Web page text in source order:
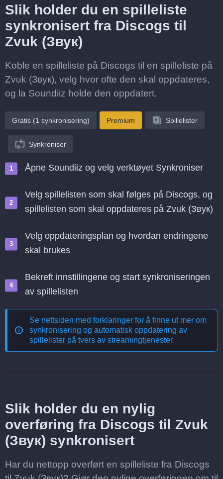
Slik holder du en spilleliste
synkronisert fra Discogs til
Zvuk (Звук)
Koble en spilleliste på Discogs til en spilleliste på
Zvuk (Звук), velg hvor ofte den skal oppdateres,
og la Soundiiz holde den oppdatert.
Gratis (1 synkronisering) Premium Spillelister
Synkroniser
Åpne Soundiiz og velg verktøyet Synkroniser
Velg spillelisten som skal følges på Discogs, og
spillelisten som skal oppdateres på Zvuk (Звук)
Velg oppdateringsplan og hvordan endringene
skal brukes
Bekreft innstillingene og start synkroniseringen
av spillelisten
Se nettsiden med forklaringer for å finne ut mer om
synkronisering og automatisk oppdatering av
spillelister på tvers av streamingtjenester.
Slik holder du en nylig
overføring fra Discogs til Zvuk
(Звук) synkronisert
Har du nettopp overført en spilleliste fra Discogs